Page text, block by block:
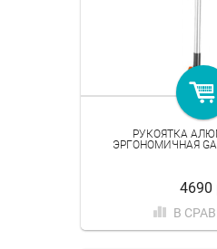
РУКОЯТКА
ЭРГОНОМИЧНАЯ
4690
В